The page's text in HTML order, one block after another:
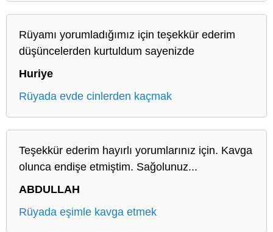
Rüyamı yorumladığımız için teşekkür ederim
düşüncelerden kurtuldum sayenizde
Huriye
Rüyada evde cinlerden kaçmak
Teşekkür ederim hayırlı yorumlarınız için. Kavga
olunca endişe etmiştim. Sağolunuz...
ABDULLAH
Rüyada eşimle kavga etmek